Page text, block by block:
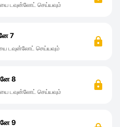
டவுன்லோட் செய்யவும்
7
டவுன்லோட் செய்யவும்
8
டவுன்லோட் செய்யவும்
9